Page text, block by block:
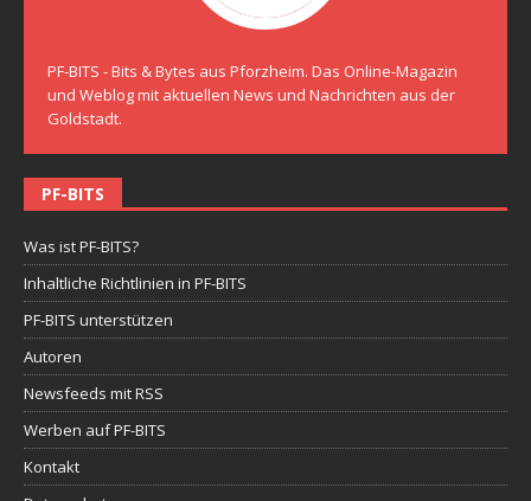
PF-BITS - Bits & Bytes aus Pforzheim. Das Online-Magazin
und Weblog mit aktuellen News und Nachrichten aus der
Goldstadt.
PF-BITS
Was ist PF-BITS?
Inhaltliche Richtlinien in PF-BITS
PF-BITS unterstützen
Autoren
Newsfeeds mit RSS
Werben auf PF-BITS
Kontakt